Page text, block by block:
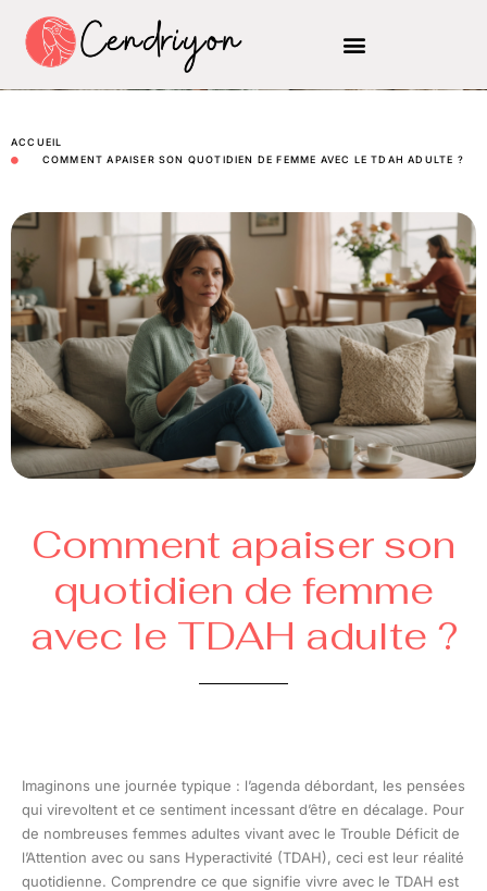
ACCUEIL
COMMENT APAISER SON QUOTIDIEN DE FEMME AVEC LE TDAH ADULTE ?
Comment apaiser son
quotidien de femme
avec le TDAH adulte ?
Imaginons une journée typique : l’agenda débordant, les pensées
qui virevoltent et ce sentiment incessant d’être en décalage. Pour
de nombreuses femmes adultes vivant avec le Trouble Déficit de
l’Attention avec ou sans Hyperactivité (TDAH), ceci est leur réalité
quotidienne. Comprendre ce que signifie vivre avec le TDAH est